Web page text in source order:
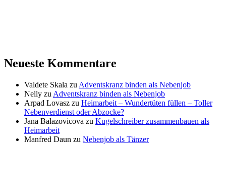
Neueste Kommentare
Valdete Skala zu Adventskranz binden als Nebenjob
Nelly zu Adventskranz binden als Nebenjob
Arpad Lovasz zu Heimarbeit – Wundertüten füllen – Toller
Nebenverdienst oder Abzocke?
Jana Balazovicova zu Kugelschreiber zusammenbauen als
Heimarbeit
Manfred Daun zu Nebenjob als Tänzer